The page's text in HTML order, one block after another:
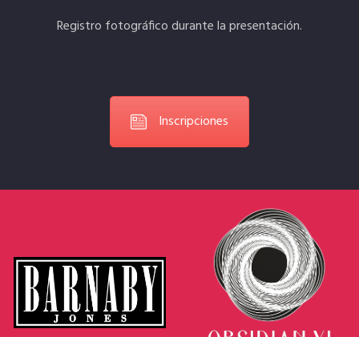
Registro fotográfico durante la presentación.
Inscripciones